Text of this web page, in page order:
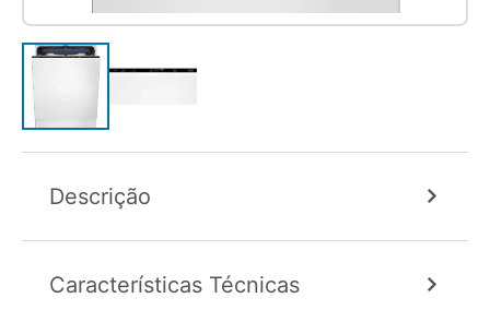
Descrição
Características Técnicas